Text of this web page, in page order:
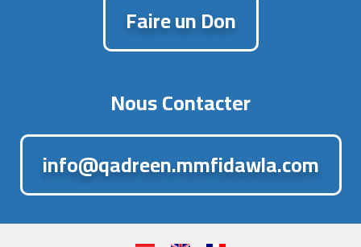
Faire un Don
Nous Contacter
info@qadreen.mmfidawla.com